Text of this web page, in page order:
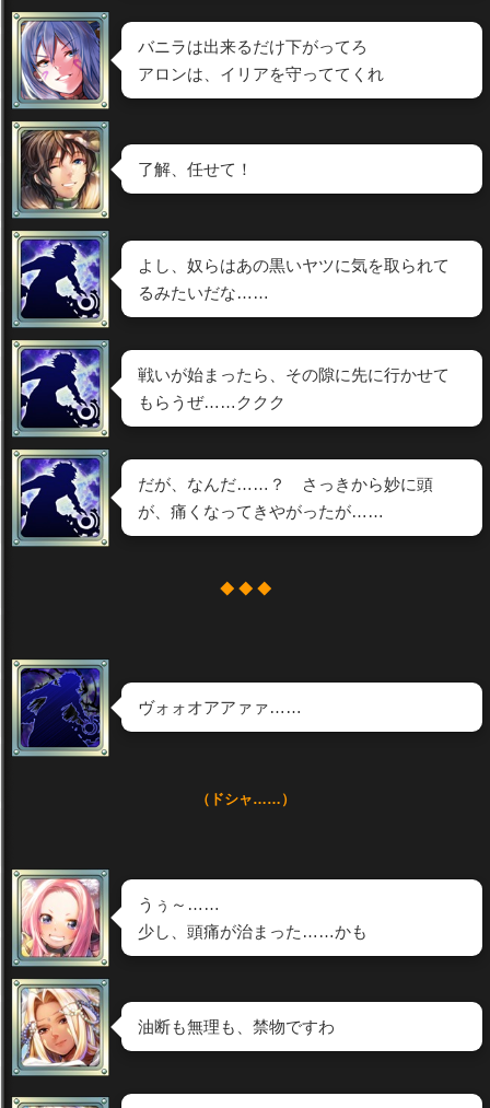
バニラは出来るだけ下がってろ
アロンは、イリアを守っててくれ
了解、任せて！
よし、奴らはあの黒いヤツに気を取られて
るみたいだな……
戦いが始まったら、その隙に先に行かせて
もらうぜ……ククク
だが、なんだ……？ さっきから妙に頭
が、痛くなってきやがったが……
◆ ◆ ◆
ヴォォオアアァァ……
（ドシャ……）
うぅ～……
少し、頭痛が治まった……かも
油断も無理も、禁物ですわ